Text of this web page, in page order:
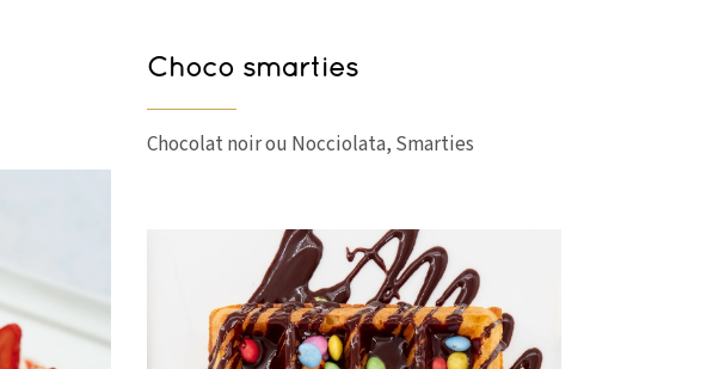
Choco smarties
Chocolat noir ou Nocciolata, Smarties